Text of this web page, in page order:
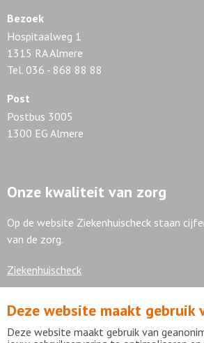
Bezoek
Hospitaalweg 1
1315 RA Almere
Tel. 036 - 868 88 88
Post
Postbus 3005
1300 EG Almere
Onze kwaliteit van zorg
Op de website Ziekenhuischeck staan
van de zorg.
Ziekenhuischeck
7,9
Deze website maakt gebruik
Deze website maakt gebruik van